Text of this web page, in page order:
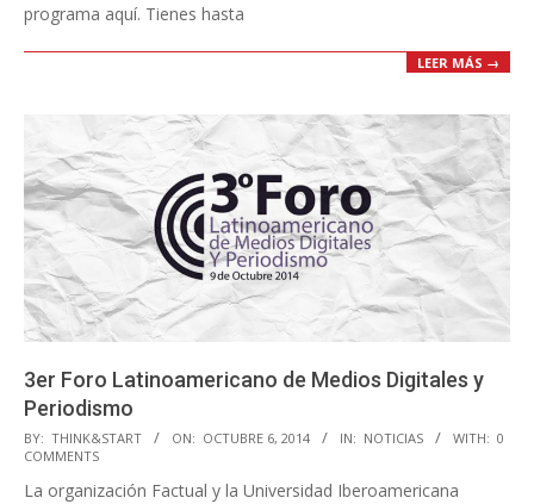
programa aquí. Tienes hasta
LEER MÁS →
3er Foro Latinoamericano de Medios Digitales y
Periodismo
2014-
10-
06
BY: THINK&START ON: OCTUBRE 6, 2014 IN: NOTICIAS WITH: 0
COMMENTS
La organización Factual y la Universidad Iberoamericana